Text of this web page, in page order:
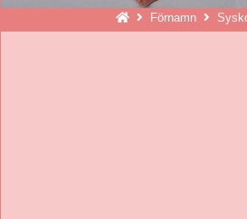
Förnamn